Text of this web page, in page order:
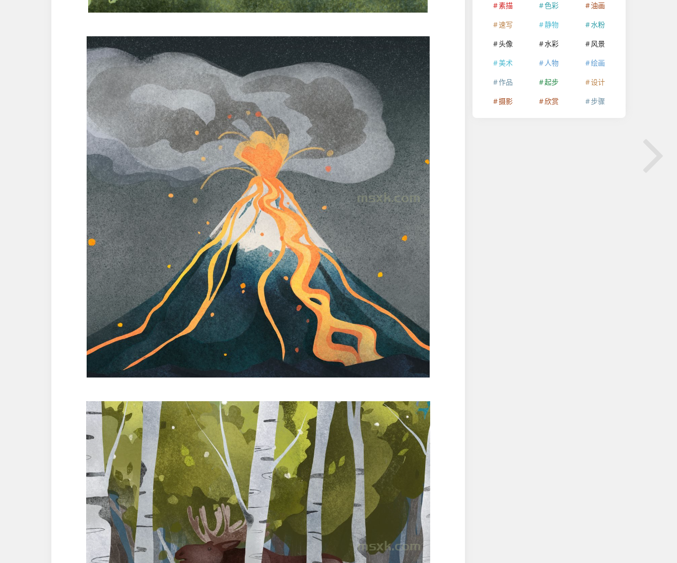
素描 色彩
油画
速写
静物
水粉
头像
水彩
风景
美术
人物
绘画
作品
起步
设计
摄影
欣赏 步骤